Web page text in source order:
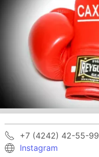
+7 (4242) 42-55-99
Instagram